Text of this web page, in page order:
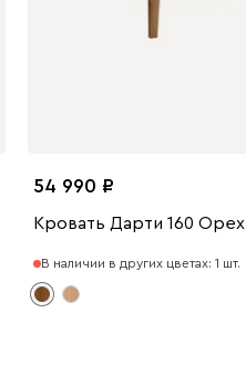
54 990
Кровать Дарти 160 Ореx
В наличии в других цветах: 1 шт.